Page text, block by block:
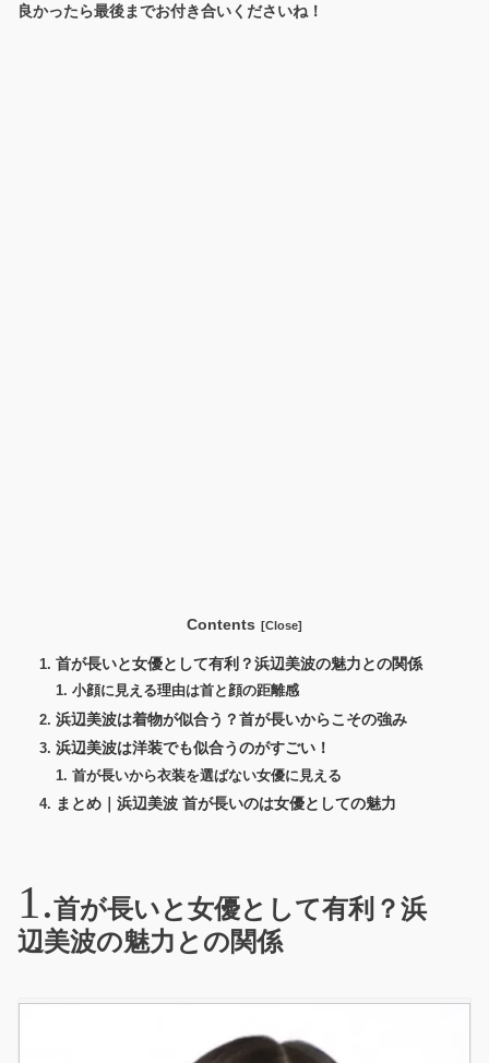
良かったら最後までお付き合いくださいね！
Contents
首が長いと女優として有利？浜辺美波の魅力との関係
小顔に見える理由は首と顔の距離感
浜辺美波は着物が似合う？首が長いからこその強み
浜辺美波は洋装でも似合うのがすごい！
首が長いから衣装を選ばない女優に見える
まとめ｜浜辺美波 首が長いのは女優としての魅力
首が長いと女優として有利？浜
辺美波の魅力との関係